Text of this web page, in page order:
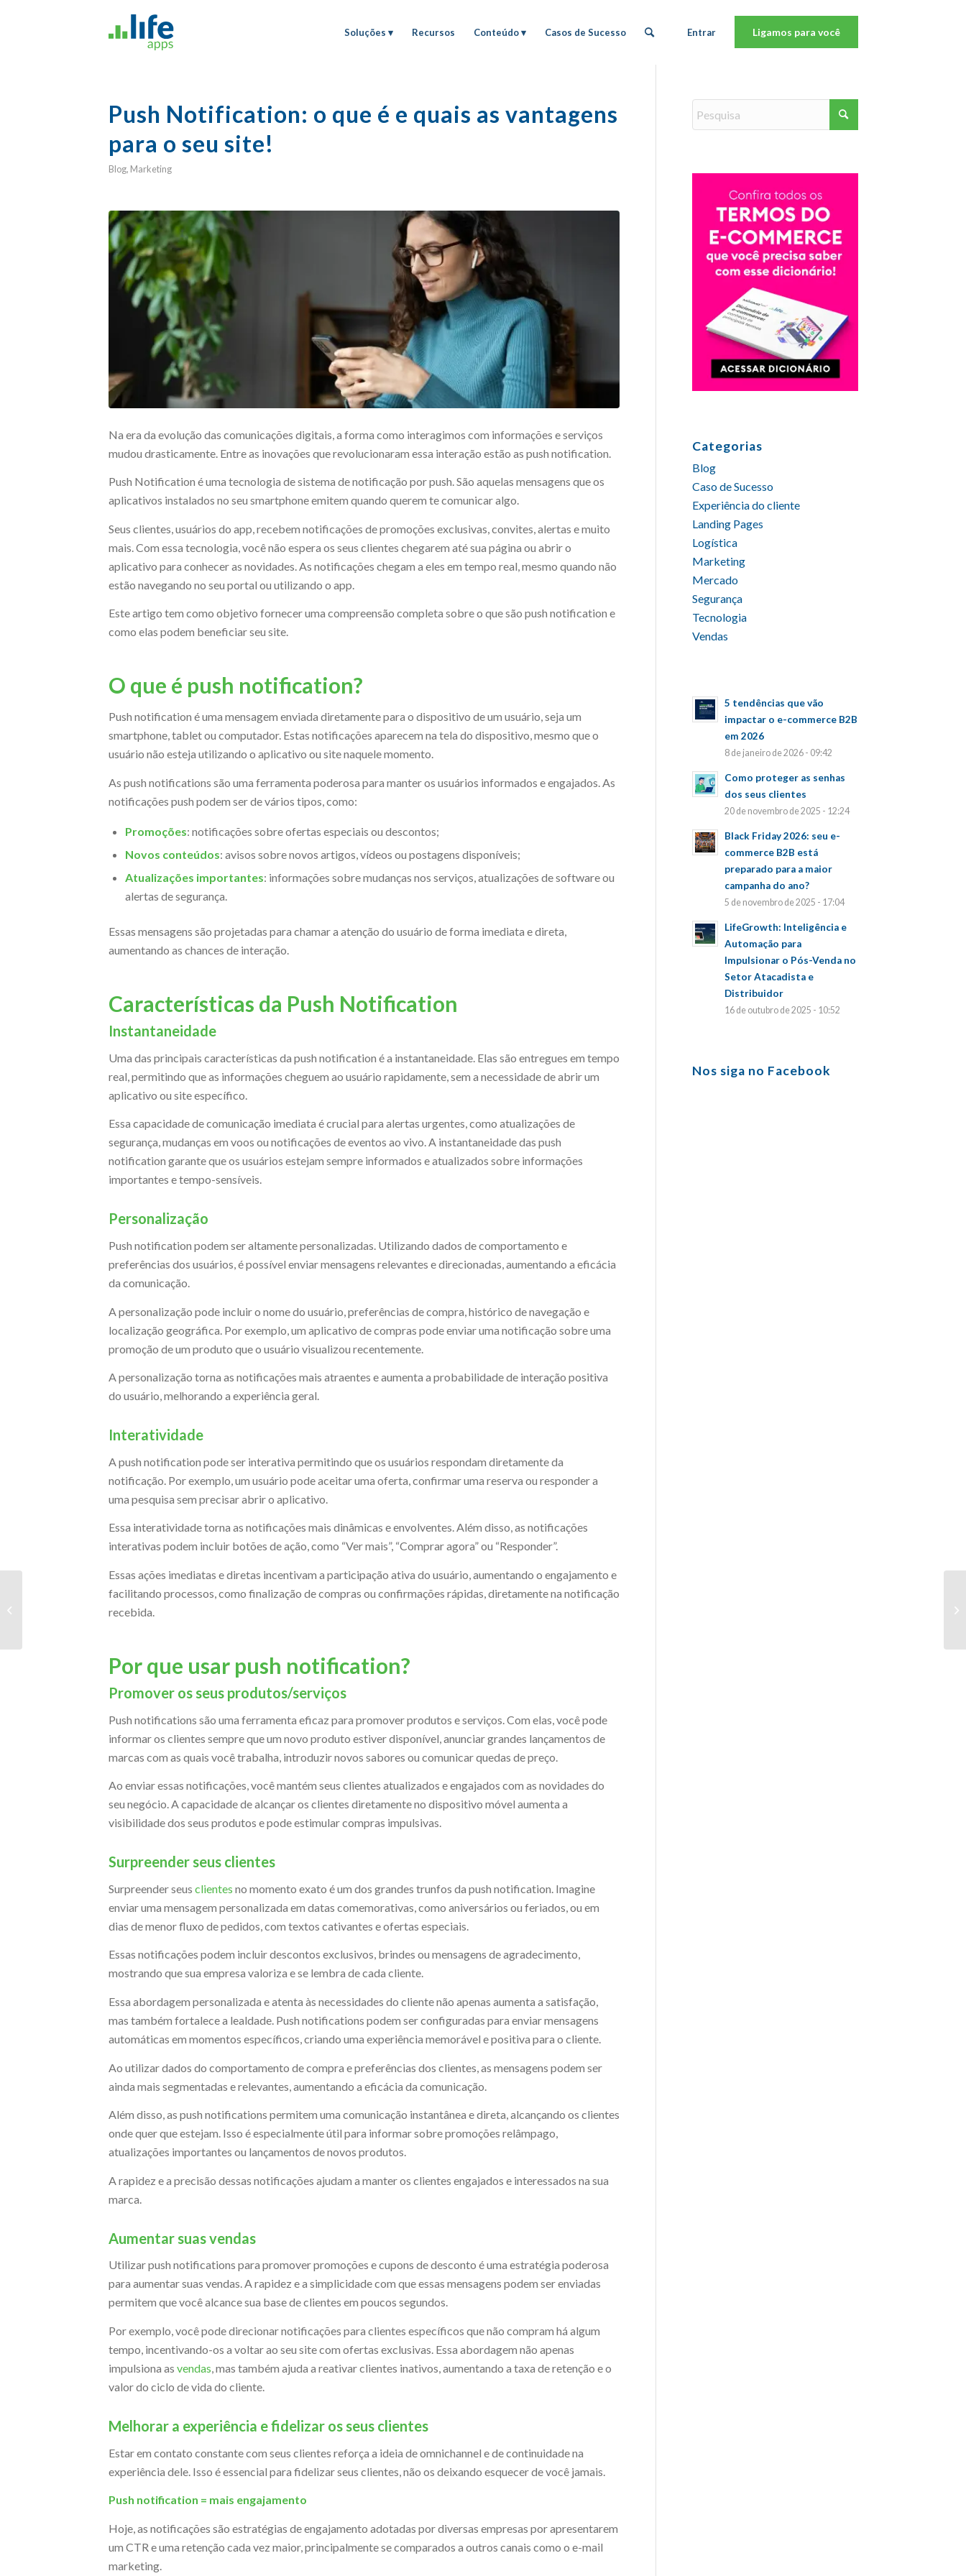
Soluções Recursos Conteúdo Casos de Sucesso Entrar Ligamos para você
Push Notification: o que é e quais as vantagens
para o seu site!
Blog, Marketing
Na era da evolução das comunicações digitais, a forma como interagimos com informações e serviços
mudou drasticamente. Entre as inovações que revolucionaram essa interação estão as push notification.
Push Notification é uma tecnologia de sistema de notificação por push. São aquelas mensagens que os
aplicativos instalados no seu smartphone emitem quando querem te comunicar algo.
Seus clientes, usuários do app, recebem notificações de promoções exclusivas, convites, alertas e muito
mais. Com essa tecnologia, você não espera os seus clientes chegarem até sua página ou abrir o
aplicativo para conhecer as novidades. As notificações chegam a eles em tempo real, mesmo quando não
estão navegando no seu portal ou utilizando o app.
Este artigo tem como objetivo fornecer uma compreensão completa sobre o que são push notification e
como elas podem beneficiar seu site.
O que é push notification?
Push notification é uma mensagem enviada diretamente para o dispositivo de um usuário, seja um
smartphone, tablet ou computador. Estas notificações aparecem na tela do dispositivo, mesmo que o
usuário não esteja utilizando o aplicativo ou site naquele momento.
As push notifications são uma ferramenta poderosa para manter os usuários informados e engajados. As
notificações push podem ser de vários tipos, como:
Promoções: notificações sobre ofertas especiais ou descontos;
Novos conteúdos: avisos sobre novos artigos, vídeos ou postagens disponíveis;
Atualizações importantes: informações sobre mudanças nos serviços, atualizações de software ou
alertas de segurança.
Essas mensagens são projetadas para chamar a atenção do usuário de forma imediata e direta,
aumentando as chances de interação.
Características da Push Notification
Instantaneidade
Uma das principais características da push notification é a instantaneidade. Elas são entregues em tempo
real, permitindo que as informações cheguem ao usuário rapidamente, sem a necessidade de abrir um
aplicativo ou site específico.
Essa capacidade de comunicação imediata é crucial para alertas urgentes, como atualizações de
segurança, mudanças em voos ou notificações de eventos ao vivo. A instantaneidade das push
notification garante que os usuários estejam sempre informados e atualizados sobre informações
importantes e tempo-sensíveis.
Personalização
Push notification podem ser altamente personalizadas. Utilizando dados de comportamento e
preferências dos usuários, é possível enviar mensagens relevantes e direcionadas, aumentando a eficácia
da comunicação.
A personalização pode incluir o nome do usuário, preferências de compra, histórico de navegação e
localização geográfica. Por exemplo, um aplicativo de compras pode enviar uma notificação sobre uma
promoção de um produto que o usuário visualizou recentemente.
A personalização torna as notificações mais atraentes e aumenta a probabilidade de interação positiva
do usuário, melhorando a experiência geral.
Interatividade
A push notification pode ser interativa permitindo que os usuários respondam diretamente da
notificação. Por exemplo, um usuário pode aceitar uma oferta, confirmar uma reserva ou responder a
uma pesquisa sem precisar abrir o aplicativo.
Essa interatividade torna as notificações mais dinâmicas e envolventes. Além disso, as notificações
interativas podem incluir botões de ação, como “Ver mais”, “Comprar agora” ou “Responder”.
Essas ações imediatas e diretas incentivam a participação ativa do usuário, aumentando o engajamento e
facilitando processos, como finalização de compras ou confirmações rápidas, diretamente na notificação
recebida.
Por que usar push notification?
Promover os seus produtos/serviços
Push notifications são uma ferramenta eficaz para promover produtos e serviços. Com elas, você pode
informar os clientes sempre que um novo produto estiver disponível, anunciar grandes lançamentos de
marcas com as quais você trabalha, introduzir novos sabores ou comunicar quedas de preço.
Ao enviar essas notificações, você mantém seus clientes atualizados e engajados com as novidades do
seu negócio. A capacidade de alcançar os clientes diretamente no dispositivo móvel aumenta a
visibilidade dos seus produtos e pode estimular compras impulsivas.
Surpreender seus clientes
Surpreender seus clientes no momento exato é um dos grandes trunfos da push notification. Imagine
enviar uma mensagem personalizada em datas comemorativas, como aniversários ou feriados, ou em
dias de menor fluxo de pedidos, com textos cativantes e ofertas especiais.
Essas notificações podem incluir descontos exclusivos, brindes ou mensagens de agradecimento,
mostrando que sua empresa valoriza e se lembra de cada cliente.
Essa abordagem personalizada e atenta às necessidades do cliente não apenas aumenta a satisfação,
mas também fortalece a lealdade. Push notifications podem ser configuradas para enviar mensagens
automáticas em momentos específicos, criando uma experiência memorável e positiva para o cliente.
Ao utilizar dados do comportamento de compra e preferências dos clientes, as mensagens podem ser
ainda mais segmentadas e relevantes, aumentando a eficácia da comunicação.
Além disso, as push notifications permitem uma comunicação instantânea e direta, alcançando os clientes
onde quer que estejam. Isso é especialmente útil para informar sobre promoções relâmpago,
atualizações importantes ou lançamentos de novos produtos.
A rapidez e a precisão dessas notificações ajudam a manter os clientes engajados e interessados na sua
marca.
Aumentar suas vendas
Utilizar push notifications para promover promoções e cupons de desconto é uma estratégia poderosa
para aumentar suas vendas. A rapidez e a simplicidade com que essas mensagens podem ser enviadas
permitem que você alcance sua base de clientes em poucos segundos.
Por exemplo, você pode direcionar notificações para clientes específicos que não compram há algum
tempo, incentivando-os a voltar ao seu site com ofertas exclusivas. Essa abordagem não apenas
impulsiona as vendas, mas também ajuda a reativar clientes inativos, aumentando a taxa de retenção e o
valor do ciclo de vida do cliente.
Melhorar a experiência e fidelizar os seus clientes
Estar em contato constante com seus clientes reforça a ideia de omnichannel e de continuidade na
experiência dele. Isso é essencial para fidelizar seus clientes, não os deixando esquecer de você jamais.
Push notification = mais engajamento
Hoje, as notificações são estratégias de engajamento adotadas por diversas empresas por apresentarem
um CTR e uma retenção cada vez maior, principalmente se comparados a outros canais como o e-mail
marketing.
Categorias
Blog
Caso de Sucesso
Experiência do cliente
Landing Pages
Logística
Marketing
Mercado
Segurança
Tecnologia
Vendas
5 tendências que vão
impactar o e-commerce B2B
em 2026
8 de janeiro de 2026 - 09:42
Como proteger as senhas
dos seus clientes
20 de novembro de 2025 - 12:24
Black Friday 2026: seu e-
commerce B2B está
preparado para a maior
campanha do ano?
5 de novembro de 2025 - 17:04
LifeGrowth: Inteligência e
Automação para
Impulsionar o Pós-Venda no
Setor Atacadista e
Distribuidor
16 de outubro de 2025 - 10:52
Nos siga no Facebook